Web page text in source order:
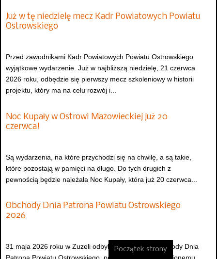
Już w tę niedzielę mecz Kadr Powiatowych Powiatu
Ostrowskiego
Przed zawodnikami Kadr Powiatowych Powiatu Ostrowskiego
wyjątkowe wydarzenie. Już w najbliższą niedzielę, 21 czerwca
2026 roku, odbędzie się pierwszy mecz szkoleniowy w historii
projektu, który ma na celu rozwój i...
Noc Kupały w Ostrowi Mazowieckiej już 20
czerwca!
Są wydarzenia, na które przychodzi się na chwilę, a są takie,
które pozostają w pamięci na długo. Do tych drugich z
pewnością będzie należała Noc Kupały, która już 20 czerwca...
Obchody Dnia Patrona Powiatu Ostrowskiego
2026
31 maja 2026 roku w Zuzeli odbyły się uroczyste obchody Dnia
Początek strony